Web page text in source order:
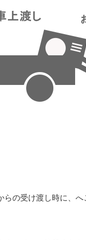
らの受け渡し時に、へ